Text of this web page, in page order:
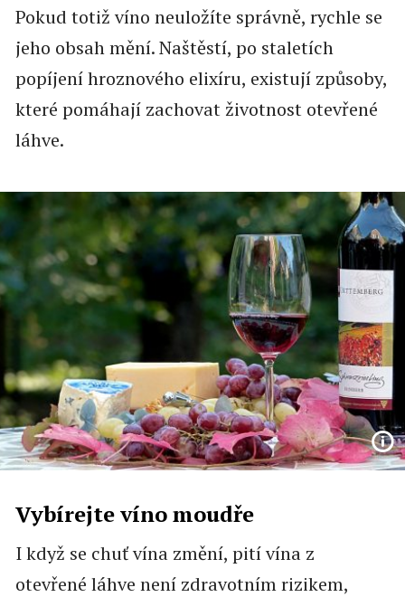
Pokud totiž víno neuložíte správně, rychle se
jeho obsah mění. Naštěstí, po staletích
popíjení hroznového elixíru, existují způsoby,
které pomáhají zachovat životnost otevřené
láhve.
Vybírejte víno moudře
I když se chuť vína změní, pití vína z
otevřené láhve není zdravotním rizikem,